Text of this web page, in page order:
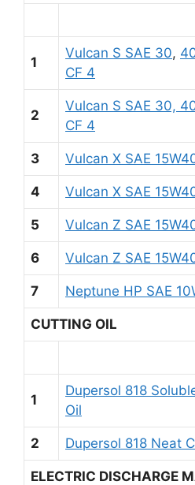
1
Vulcan S SAE 30,
CF 4
2
Vulcan S SAE 30,
CF 4
3 Vulcan X SAE
4 Vulcan X SAE
5 Vulcan Z SAE
6 Vulcan Z SAE
7 Neptune HP SAE
CUTTING OIL
1
Dupersol 818
Oil
2 Dupersol 818 Neat
ELECTRIC DISCHARGE